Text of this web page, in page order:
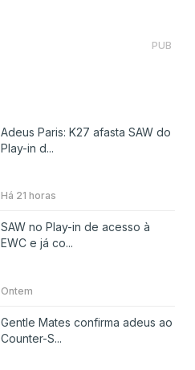
PUB
Adeus Paris: K27 afasta SAW do
Play-in d...
Há 21 horas
SAW no Play-in de acesso à
EWC e já co...
Ontem
Gentle Mates confirma adeus ao
Counter-S...